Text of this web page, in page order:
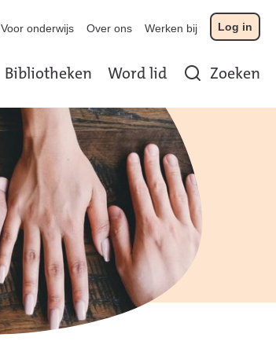
Bibliotheken Word lid Zoeken
Voor onderwijs Over ons Werken bij Log in